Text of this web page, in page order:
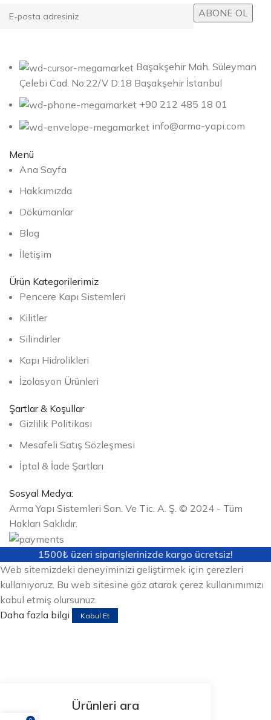
Başakşehir Mah. Süleyman
Çelebi Cad. No:22/V D:18 Başakşehir İstanbul
+90 212 485 18 01
info@arma-yapi.com
Menü
Ana Sayfa
Hakkımızda
Dökümanlar
Blog
İletişim
Ürün Kategorilerimiz
Pencere Kapı Sistemleri
Kilitler
Silindirler
Kapı Hidrolikleri
İzolasyon Ürünleri
Şartlar & Koşullar
Gizlilik Politikası
Mesafeli Satış Sözleşmesi
İptal & İade Şartları
Sosyal Medya:
Arma Yapı Sistemleri San. Ve Tic. A. Ş. © 2024 - Tüm
Hakları Saklıdır.
1500₺ üzeri siparişlerinizde kargo ücretsiz!
Web sitemizdeki deneyiminizi geliştirmek için çerezleri
kullanıyoruz. Bu web sitesine göz atarak çerez kullanımımızı
kabul etmiş olursunuz.
Daha fazla bilgi
Kabul Et